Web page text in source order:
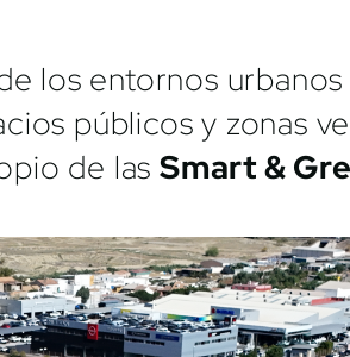
los entornos
públicos y zonas
de lasSmart &